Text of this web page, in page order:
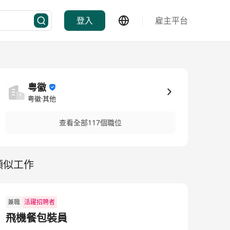
登入 雇主平台
粤徽
粤徽·其他
查看全部117個職位
似工作
兼職 活躍招聘者
飛機餐包裝員